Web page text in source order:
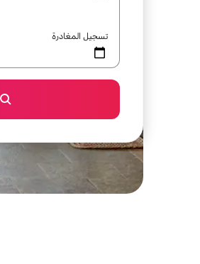
تسجيل المغادرة